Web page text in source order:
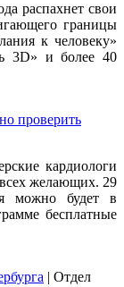
распахнет свои
границы
к человеку»
3D» и более 40
проверить
кардиологи
всех желающих. 29
можно будет в
бесплатные
| Отдел